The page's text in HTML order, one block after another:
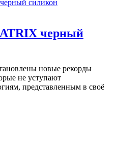
черный
новые рекорды
не уступают
представленным в своё